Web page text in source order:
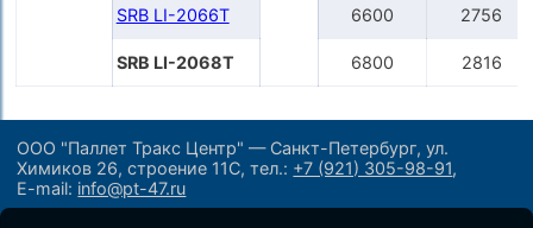
SRB LI-2066Т 6600 2756
SRB LI-2068Т 6800 2816
ООО "Паллет Тракс Центр" — Санкт-Петербург, ул.
Химиков 26, строение 11С,тел.: +7 (921) 305-98-91,
E-mail: info@pt-47.ru